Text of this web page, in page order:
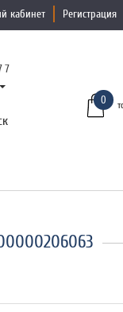
кабинет Регистрация
0